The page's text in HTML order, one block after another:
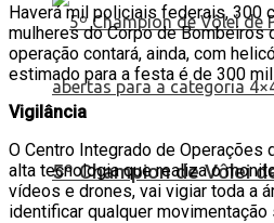
5º Champion de Vôlei
Haverá mil policiais federais, 300
mulheres do Corpo de Bombeiros
operação contará, ainda, com
estimado para a festa é de 300
Vigilância
O Centro Integrado de Operações
alta tecnologia que realiza o
vídeos e drones, vai vigiar toda a
identificar qualquer movimentação